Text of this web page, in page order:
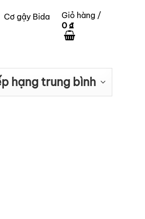
Cơ gậy Bida
Giỏ hàng /
0₫